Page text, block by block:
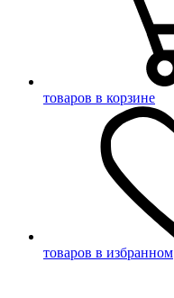
товаров в корзине
товаров в избранном